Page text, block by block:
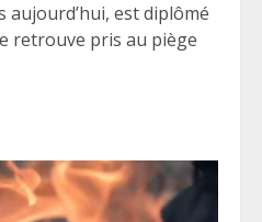
aujourd’hui, est diplômé
retrouve pris au piège